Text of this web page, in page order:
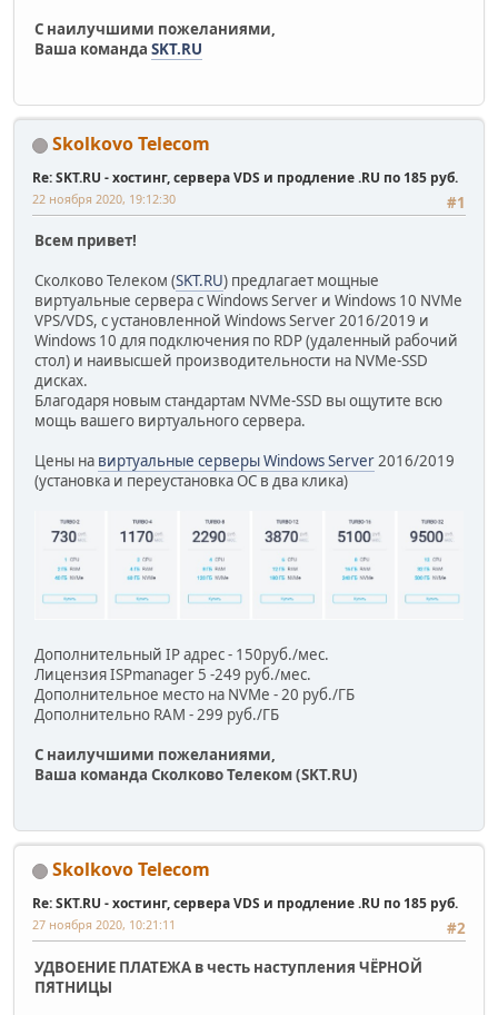
С наилучшими пожеланиями,
Ваша команда SKT.RU
Skolkovo Telecom
Re: SKT.RU - хостинг, сервера VDS и продление .RU по 185 руб.
#1
22 ноября 2020, 19:12:30
Всем привет!
Сколково Телеком (SKT.RU) предлагает мощные
виртуальные сервера c Windows Server и Windows 10 NVMe
VPS/VDS, с установленной Windows Server 2016/2019 и
Windows 10 для подключения по RDP (удаленный рабочий
стол) и наивысшей производительности на NVMe-SSD
дисках.
Благодаря новым стандартам NVMe-SSD вы ощутите всю
мощь вашего виртуального сервера.
Цены на виртуальные серверы Windows Server2016/2019
(установка и переустановка ОС в два клика)
Дополнительный IP адрес - 150руб./мес.
Лицензия ISPmanager 5 -249 руб./мес.
Дополнительное место на NVMe - 20 руб./ГБ
Дополнительно RAM - 299 руб./ГБ
С наилучшими пожеланиями,
Ваша команда Сколково Телеком (SKT.RU)
Skolkovo Telecom
Re: SKT.RU - хостинг, сервера VDS и продление .RU по 185 руб.
#2
27 ноября 2020, 10:21:11
УДВОЕНИЕ ПЛАТЕЖА в честь наступления ЧЁРНОЙ
ПЯТНИЦЫ